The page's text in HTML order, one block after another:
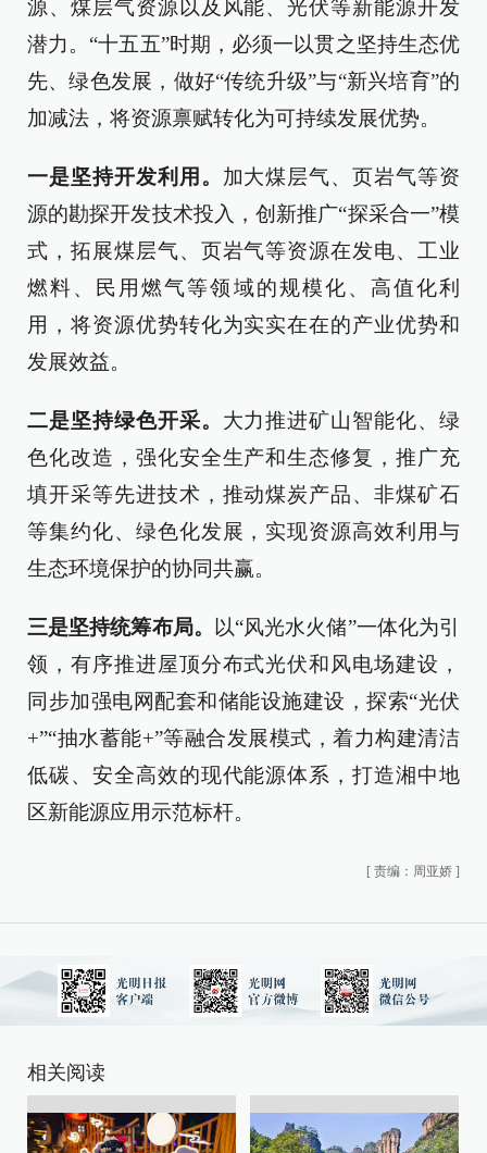
源、煤层气资源以及风能、光伏等新能源开发
潜力。“十五五”时期，必须一以贯之坚持生态优
先、绿色发展，做好“传统升级”与“新兴培育”的
加减法，将资源禀赋转化为可持续发展优势。
一是坚持开发利用。 加大煤层气、页岩气等资
源的勘探开发技术投入，创新推广“探采合一”模
式，拓展煤层气、页岩气等资源在发电、工业
燃料、民用燃气等领域的规模化、高值化利
用，将资源优势转化为实实在在的产业优势和
发展效益。
二是坚持绿色开采。 大力推进矿山智能化、绿
色化改造，强化安全生产和生态修复，推广充
填开采等先进技术，推动煤炭产品、非煤矿石
等集约化、绿色化发展，实现资源高效利用与
生态环境保护的协同共赢。
三是坚持统筹布局。
以“风光水火储”一体化为引
领，有序推进屋顶分布式光伏和风电场建设，
同步加强电网配套和储能设施建设，探索“光伏
+”“抽水蓄能+”等融合发展模式，着力构建清洁
低碳、安全高效的现代能源体系，打造湘中地
区新能源应用示范标杆。
[ 责编：周亚娇 ]
相关阅读